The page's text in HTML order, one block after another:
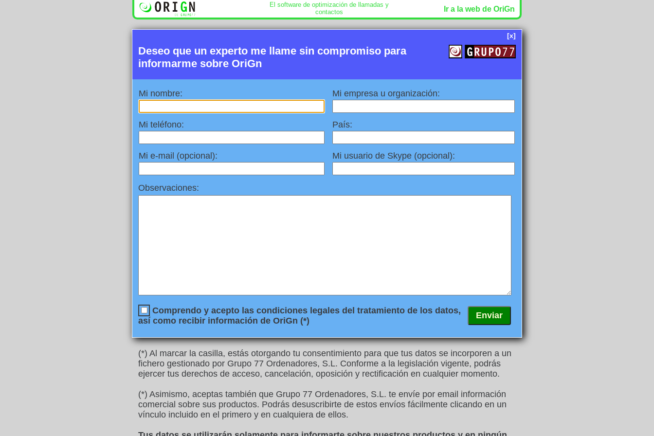
El software de optimización de llamadas y
contactos
Ir a la web de OriGn
[x]
Deseo que un experto me llame sin compromiso para
informarme sobre OriGn
Mi nombre: Mi empresa u organización:
Mi teléfono: País:
Mi e-mail (opcional): Mi usuario de Skype (opcional):
Observaciones:
Comprendo y acepto las condiciones legales del tratamiento de los datos,
así como recibir información de OriGn (*)
(*) Al marcar la casilla, estás otorgando tu consentimiento para que tus datos se incorporen a un
fichero gestionado por Grupo 77 Ordenadores, S.L. Conforme a la legislación vigente, podrás
ejercer tus derechos de acceso, cancelación, oposición y rectificación en cualquier momento.
(*) Asimismo, aceptas también que Grupo 77 Ordenadores, S.L. te envíe por email información
comercial sobre sus productos. Podrás desuscribirte de estos envíos fácilmente clicando en un
vínculo incluido en el primero y en cualquiera de ellos.